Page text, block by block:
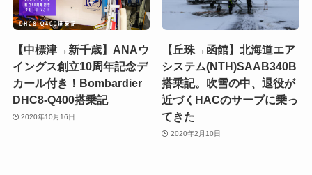
【中標津→新千歳】ANAウ
イングス創立10周年記念デ
カール付き！Bombardier
DHC8-Q400搭乗記
2020年10月16日
【丘珠→函館】北海道エア
システム(NTH)SAAB340B
搭乗記。吹雪の中、退役が
近づくHACのサーブに乗っ
てきた
2020年2月10日